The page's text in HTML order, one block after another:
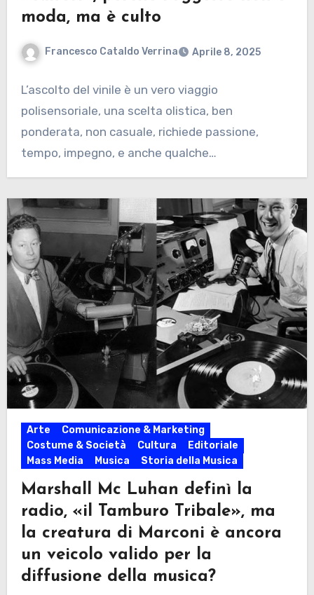
moda, ma è culto
Francesco Cataldo Verrina Aprile 8, 2025
L’ascolto del vinile è un vero viaggio
polisensoriale, una scelta olistica, ben
ponderata, non casuale, richiede passione,
tempo, impegno, e anche qualche…
Arte
Comunicazione & Marketing
Costume & Società
Cultura
Editoriale
Mass Media
Musica Storia della Musica
Marshall Mc Luhan definì la
radio, «il Tamburo Tribale», ma
la creatura di Marconi è ancora
un veicolo valido per la
diffusione della musica?